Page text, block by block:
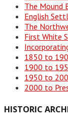
The Mound
English
The
First White
1850 to
1900 to
1950 to
2000 to
HISTORIC